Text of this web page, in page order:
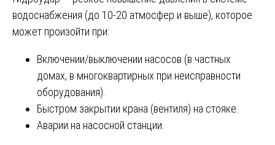
водоснабжения (до 10-20 атмосфер и выше), которое
может произойти при:
Включении/выключении насосов (в частных
домах, в многоквартирных при неисправности
оборудования).
Быстром закрытии крана (вентиля) на стояке.
Аварии на насосной станции.